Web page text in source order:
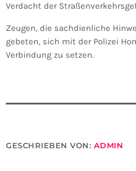
Verdacht der
Zeugen, die sachdienliche
gebeten, sich mit der Polizei
Verbindung zu setzen.
GESCHRIEBEN VON: ADMIN